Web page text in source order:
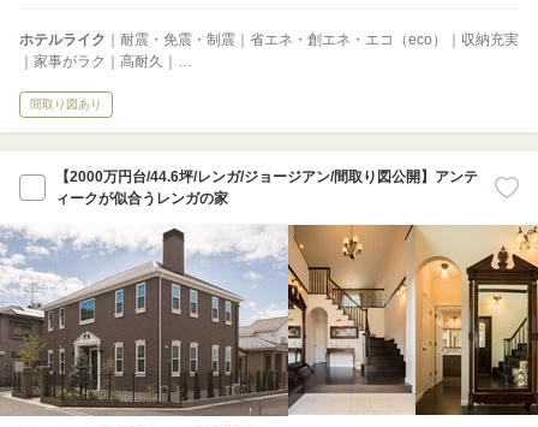
ホテルライク ｜耐震・免震・制震｜省エネ・創エネ・エコ（eco）｜収納充実
｜家事がラク｜高耐久｜…
間取り図あり
【2000万円台/44.6坪/レンガ/ジョージアン/間取り図公開】アンテ
ィークが似合うレンガの家